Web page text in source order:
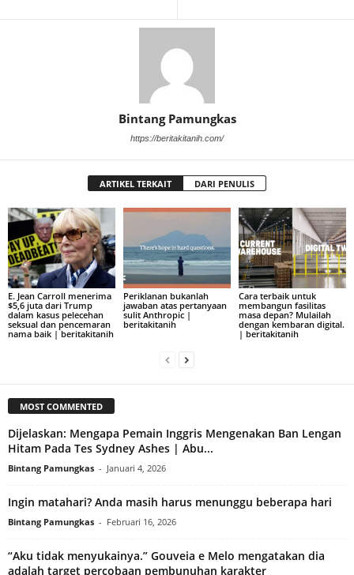
Bintang Pamungkas
https://beritakitanih.com/
ARTIKEL TERKAIT DARI PENULIS
E. Jean Carroll menerima
$5,6 juta dari Trump
dalam kasus pelecehan
seksual dan pencemaran
nama baik | beritakitanih
Periklanan bukanlah
jawaban atas pertanyaan
sulit Anthropic |
beritakitanih
Cara terbaik untuk
membangun fasilitas
masa depan? Mulailah
dengan kembaran digital.
| beritakitanih
MOST COMMENTED
Dijelaskan: Mengapa Pemain Inggris Mengenakan Ban Lengan
Hitam Pada Tes Sydney Ashes | Abu...
Bintang Pamungkas - Januari 4, 2026
Ingin matahari? Anda masih harus menunggu beberapa hari
Bintang Pamungkas - Februari 16, 2026
“Aku tidak menyukainya.” Gouveia e Melo mengatakan dia
adalah target percobaan pembunuhan karakter